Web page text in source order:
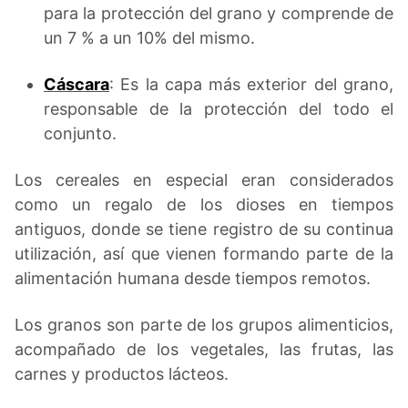
para la protección del grano y comprende de
un 7 % a un 10% del mismo.
Cáscara: Es la capa más exterior del grano,
responsable de la protección del todo el
conjunto.
Los cereales en especial eran considerados
como un regalo de los dioses en tiempos
antiguos, donde se tiene registro de su continua
utilización, así que vienen formando parte de la
alimentación humana desde tiempos remotos.
Los granos son parte de los grupos alimenticios,
acompañado de los vegetales, las frutas, las
carnes y productos lácteos.